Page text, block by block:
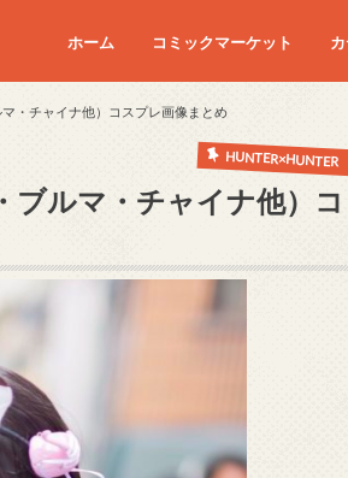
ホーム コミックマーケット
コミケC90
コミケC91
コミケC92
コミケC93
コミケC94
コミケC95
・チャイナ他）コスプレ画像まとめ
HUNTER×HUNTER
ブルマ・チャイナ他）コ